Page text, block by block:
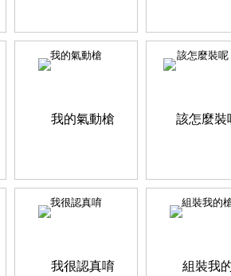
我的氣動槍 該怎麼裝呢
我很認真唷 組裝我的